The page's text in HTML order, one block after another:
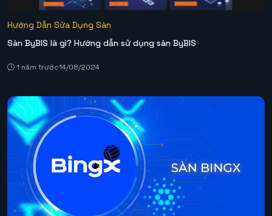
Hướng Dẫn Sửa Dụng Sàn
Sàn ByBIS là gì? Hướng dẫn sử dụng sàn ByBIS
1 năm trước14/08/2024